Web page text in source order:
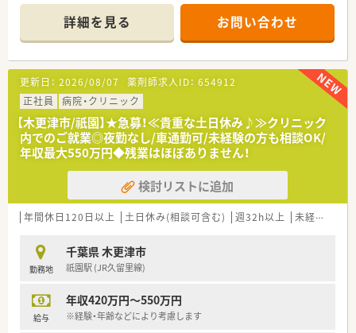
■外来も院内で処方していますので、調剤薬局のご経験も活かし
やすい病院です。
■院内託児所を完備しており、子育てとの両立も叶う職場環境で
す。
≪業務内容≫
■入院患者様の調剤、監査、配薬
■外来患者様の調剤、監査、服薬指導
■注射セットのみ（混注なし）
■医薬品管理、医薬品情報管理
■持参薬鑑別、持参薬管理
■各種委員会
≪おすすめポイント≫
■木更津駅徒歩2分の好立地です
■院内託児所完備
■病院が初めての方もご応募可能
詳細を見る お問い合わせ
更新日： 2026/08/07 薬剤師求人ID： 654912
正社員
病院・クリニック
【木更津市/祇園】★急募！≪貴重な土日休み♪≫クリニック
内でのご就業◎夜勤なし/車通勤可/未経験の方も相談OK/
年収最大550万円◆残業はほぼありません！
検討リストに追加
年間休日120日以上 土日休み(相談可含む) 週32h以上 未経験可
勤務地
千葉県 木更津市
祇園駅 (JR久留里線)
給与
年収420万円～550万円
※経験・年齢などにより考慮します